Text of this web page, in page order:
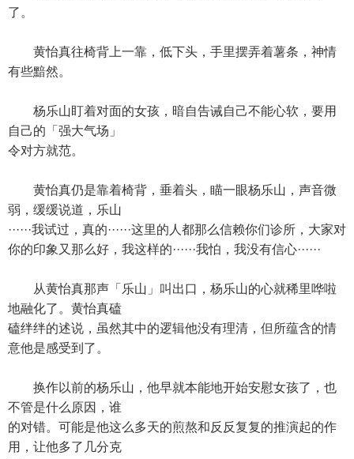
了。
黄怡真往椅背上一靠，低下头，手里摆弄着薯条，神情
有些黯然。
杨乐山盯着对面的女孩，暗自告诫自己不能心软，要用
自己的「强大气场」
令对方就范。
黄怡真仍是靠着椅背，垂着头，瞄一眼杨乐山，声音微
弱，缓缓说道，乐山
······我试过，真的······这里的人都那么信赖你们诊所，大家对
你的印象又那么好，我这样的······我怕，我没有信心······
从黄怡真那声「乐山」叫出口，杨乐山的心就稀里哗啦
地融化了。黄怡真磕
磕绊绊的述说，虽然其中的逻辑他没有理清，但所蕴含的情
意他是感受到了。
换作以前的杨乐山，他早就本能地开始安慰女孩了，也
不管是什么原因，谁
的对错。可能是他这么多天的煎熬和反反复复的推演起的作
用，让他多了几分克